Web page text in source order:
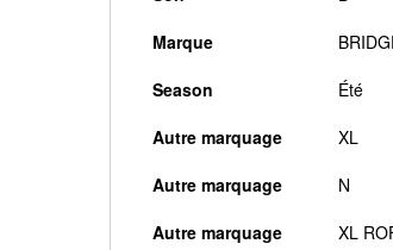
Marque
Season
Été
Autre marquage
XL
Autre marquage
N
Autre marquage
XL